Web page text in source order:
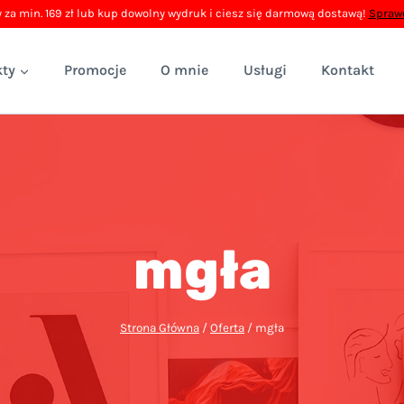
za min. 169 zł lub kup dowolny wydruk i ciesz się darmową dostawą!
Promocje O mnie Usługi Kontakt
mgła
Strona Główna / Oferta / mgła